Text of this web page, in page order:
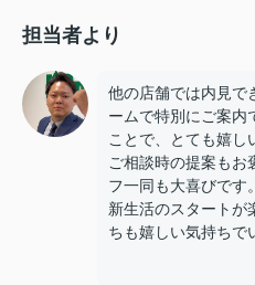
担当者より
他の店舗では内見で
ームで特別にご案内
ことで、とても嬉し
ご相談時の提案もお
フ一同も大喜びです。
新生活のスタートが
ちも嬉しい気持ちで